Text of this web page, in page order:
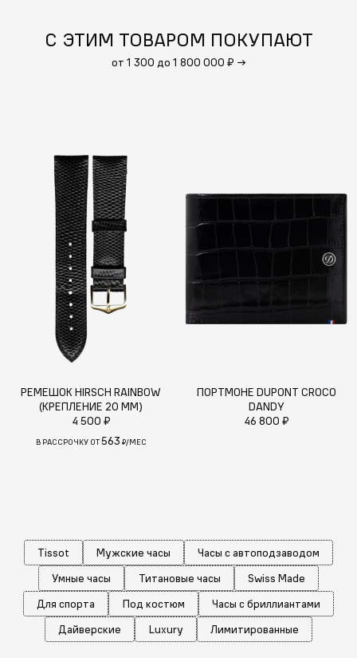
С ЭТИМ ТОВАРОМ ПОКУПАЮТ
от 1 300 до 1 800 000 ₽ →
РЕМЕШОК HIRSCH RAINBOW
(КРЕПЛЕНИЕ 20 ММ)
4 500 ₽
В РАССРОЧКУ ОТ563 ₽/МЕС
ПОРТМОНЕ DUPONT CROCO
DANDY
46 800 ₽
Tissot Мужские часы
Часы с автоподзаводом
Умные часы
Титановые часы
Swiss Made
Для спорта
Под костюм
Часы с бриллиантами
Дайверские
Luxury Лимитированные